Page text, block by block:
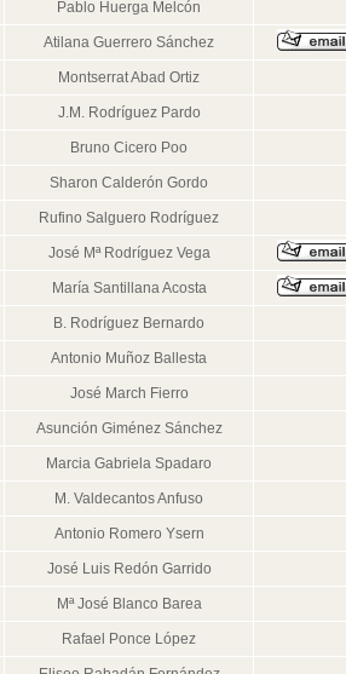
Pablo Huerga Melcón
Atilana Guerrero Sánchez
Montserrat Abad Ortiz
J.M. Rodríguez Pardo
Bruno Cicero Poo
Sharon Calderón Gordo
Rufino Salguero Rodríguez
José Mª Rodríguez Vega
María Santillana Acosta
B. Rodríguez Bernardo
Antonio Muñoz Ballesta
José March Fierro
Asunción Giménez Sánchez
Marcia Gabriela Spadaro
M. Valdecantos Anfuso
Antonio Romero Ysern
José Luis Redón Garrido
Mª José Blanco Barea
Rafael Ponce López